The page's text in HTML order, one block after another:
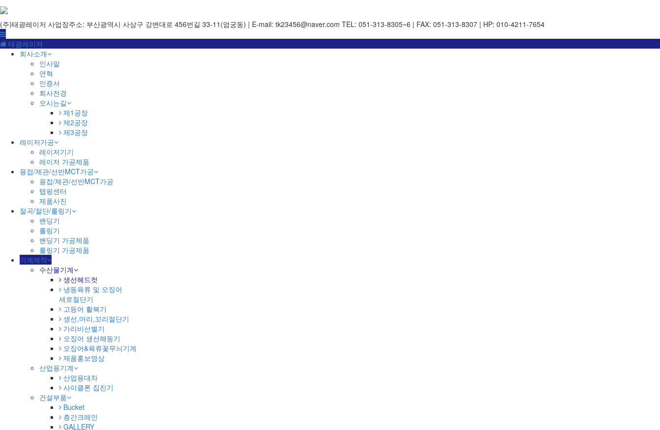
(주)태광레이저 사업장주소: 부산광역시 사상구 강변대로 456번길 33-11(엄궁동) | E-mail: tk23456@naver.com TEL: 051-313-8305~6 | FAX: 051-313-8307 | HP: 010-4211-7654
태광레이저
회사소개
인사말
연혁
인증서
회사전경
오시는길
제1공장
제2공장
제3공장
레이저가공
레이저기기
레이저 가공제품
용접/제관/선반MCT가공
용접/제관/선반MCT가공
탭핑센터
제품사진
절곡/절단/롤링기
밴딩기
롤링기
밴딩기 가공제품
롤링기 가공제품
기계제작
수산물기계
생선헤드컷
냉동육류 및 오징어
세로절단기
고등어 활복기
생선,머리,꼬리절단기
가리비선별기
오징어 생선해동기
오징어&육류꽃무늬기계
제품홍보영상
산업용기계
산업용대차
사이클론 집진기
건설부품
Bucket
층간크레인
GALLERY